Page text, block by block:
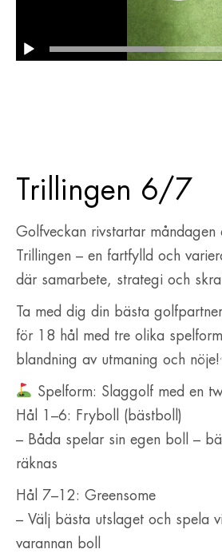
Trillingen 6/7
Golfveckan rivstartar måndagen
Trillingen – en fartfylld och
där samarbete, strategi och
Ta med dig din bästa
för 18 hål med tre olika
blandning av utmaning och
Spelform: Slaggolf med en
Hål 1–6: Fryboll (bästboll)
– Båda spelar sin egen boll –
räknas
Hål 7–12: Greensome
– Välj bästa utslaget och spela
varannan boll